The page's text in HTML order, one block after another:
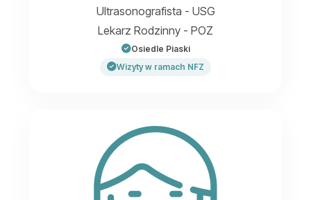
Ultrasonografista - USG
Lekarz Rodzinny - POZ
Osiedle Piaski
Wizyty w ramach NFZ